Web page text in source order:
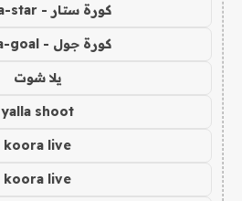
كورة ستار - koora-star
كورة جول - koora-goal
يلا شوت
yalla shoot
koora live
koora live